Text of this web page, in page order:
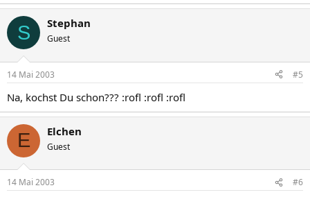
S Stephan
Guest
14 Mai 2003 #5
Na, kochst Du schon??? :rofl :rofl :rofl
E Elchen
Guest
14 Mai 2003 #6